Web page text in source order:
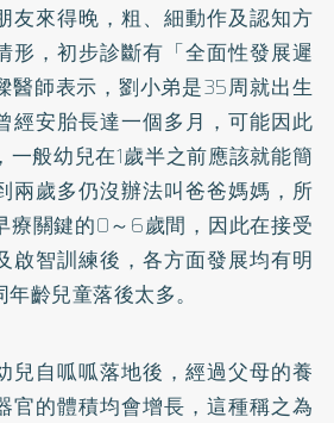
友來得晚，粗、細動作及認知方
形，初步診斷有「全面性發展遲
醫師表示，劉小弟是35周就出生
經安胎長達一個多月，可能因此
般幼兒在1歲半之前應該就能簡
兩歲多仍沒辦法叫爸爸媽媽，所
療關鍵的0～6歲間，因此在接受
啟智訓練後，各方面發展均有明
齡兒童落後太多。
兒自呱呱落地後，經過父母的養
官的體積均會增長，這種稱之為